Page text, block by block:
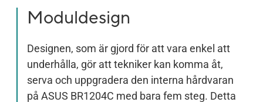
Moduldesign
​​​Designen, som är gjord för att vara enkel att
underhålla, gör att tekniker kan komma åt,
serva och uppgradera den interna hårdvaran
på ASUS BR1204C med bara fem steg. Detta